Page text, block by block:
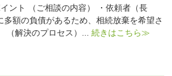
ント （ご相談の内容） ・依頼者（長
多額の負債があるため、相続放棄を希望さ
（解決のプロセス）... 続きはこちら≫